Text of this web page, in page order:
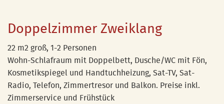
Doppelzimmer Zweiklang
22 m2 groß, 1-2 Personen
Wohn-Schlafraum mit Doppelbett, Dusche/WC mit Fön,
Kosmetikspiegel und Handtuchheizung, Sat-TV, Sat-
Radio, Telefon, Zimmertresor und Balkon. Preise inkl.
Zimmerservice und Frühstück